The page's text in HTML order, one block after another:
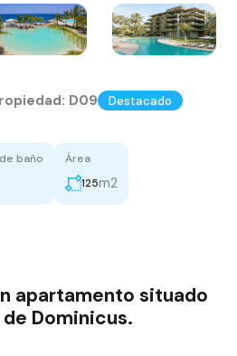
D09 Destacado
baño
Área
125m2
apartamento situado
Dominicus.